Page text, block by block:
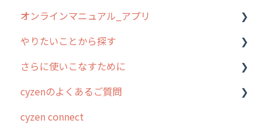
オンラインマニュアル_アプリ
アプリの使い始め
ホーム画面
スポット
報告閲覧
やりたいことから探す
行動管理
勤怠管理
予定管理
さらに使いこなすために
はじめに
スポット・ステータス関連オプション
cyzenのよくあるご質問
ログインについて
cyzen connect